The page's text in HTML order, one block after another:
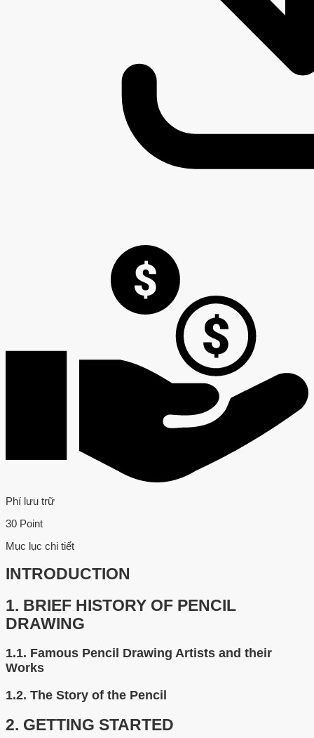
Phí lưu trữ
30 Point
Mục lục chi tiết
INTRODUCTION
1. BRIEF HISTORY OF PENCIL
DRAWING
1.1. Famous Pencil Drawing Artists and their
Works
1.2. The Story of the Pencil
2. GETTING STARTED